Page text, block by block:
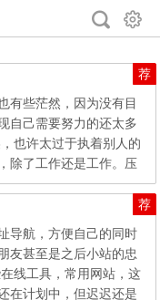
荐
有些茫然，因为没有目
自己需要努力的还太多
也许太过于执着别人的
除了工作还是工作。压
有形...
荐
导航，方便自己的同时
友甚至是之后小站的忠
线工具，常用网站，这
在计划中，但迟迟还是